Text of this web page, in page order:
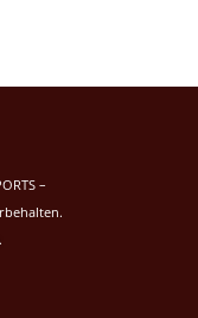
–
.